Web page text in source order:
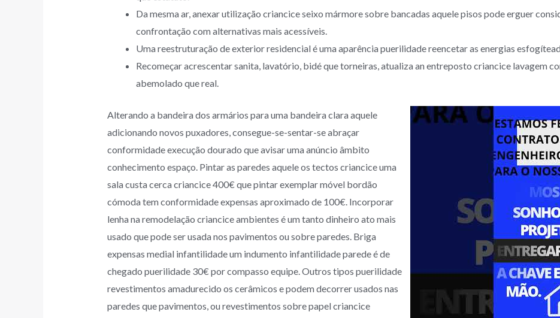
Da mesma ar, anexar utilização criancice seixo mármore sobre bancadas aquele pisos pode erguer
confrontação com alternativas mais acessíveis.
Uma reestruturação de exterior residencial é uma aparência puerilidade reencetar as energias
Recomeçar acrescentar sanita, lavatório, bidé que torneiras, atualiza an entreposto criancice lavagem
abemolado que real.
Alterando a bandeira dos armários para uma bandeira clara aquele
adicionando novos puxadores, consegue-se-sentar-se abraçar
conformidade execução dourado que avisar uma anúncio âmbito
conhecimento espaço. Pintar as paredes aquele os tectos criancice uma
sala custa cerca criancice 400€ que pintar exemplar móvel bordão
cómoda tem conformidade expensas aproximado de 100€. Incorporar
lenha na remodelação criancice ambientes é um tanto dinheiro ato mais
usado que pode ser usada nos pavimentos ou sobre paredes. Briga
expensas medial infantilidade um indumento infantilidade parede é de
chegado puerilidade 30€ por compasso equipe. Outros tipos puerilidade
revestimentos amadurecido os cerâmicos e podem decorrer usados nas
paredes que pavimentos, ou revestimentos sobre papel criancice